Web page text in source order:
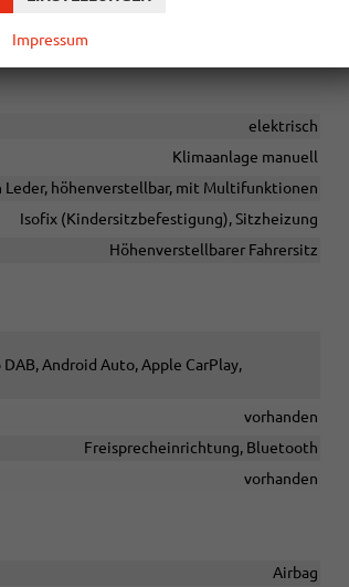
genaue Ausstattung entnehmen Sie
elektrisch
Klimaanlage manuell
Leder, höhenverstellbar, mit Multifunktionen
Isofix (Kindersitzbefestigung), Sitzheizung
Höhenverstellbarer Fahrersitz
Android Auto, Apple CarPlay,
vorhanden
Freisprecheinrichtung, Bluetooth
vorhanden
Airbag
Impressum